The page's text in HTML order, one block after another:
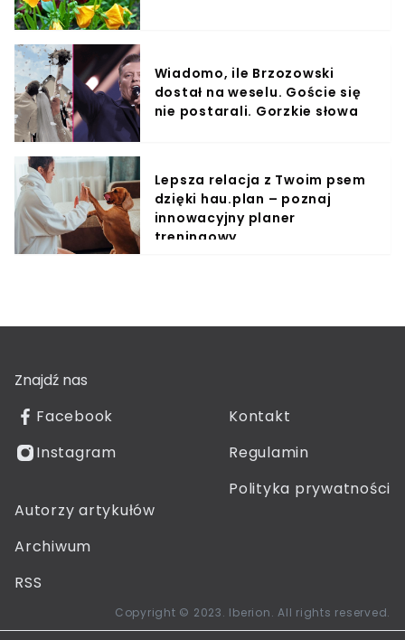
Wiadomo, ile Brzozowski
dostał na weselu. Goście się
nie postarali. Gorzkie słowa
Lepsza relacja z Twoim psem
dzięki hau.plan – poznaj
innowacyjny planer
treningowy
Znajdź nas
Facebook
Instagram
Kontakt
Regulamin
Polityka prywatności
Autorzy artykułów
Archiwum
RSS
Copyright © 2023. Iberion. All rights reserved.